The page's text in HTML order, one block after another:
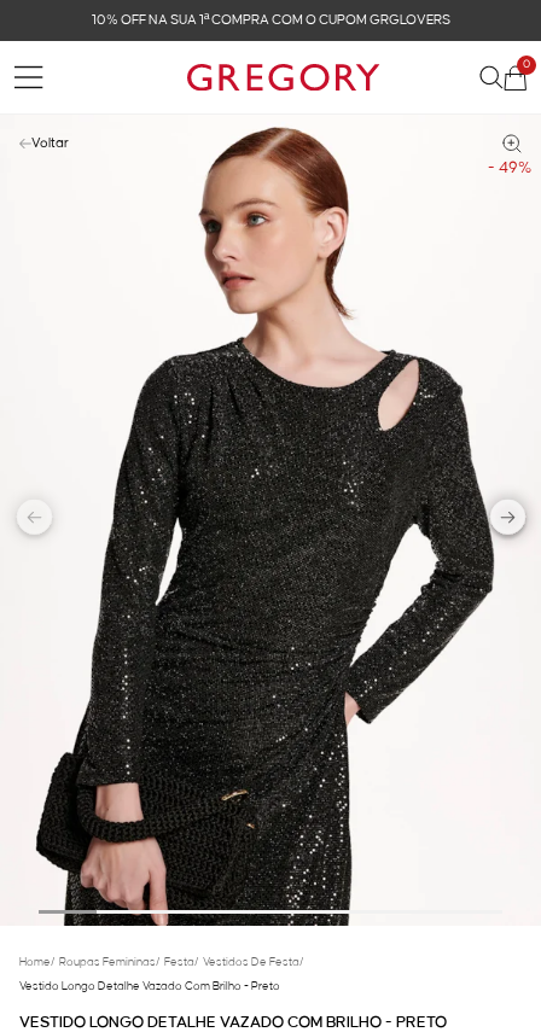
10% OFF NA SUA 1ª COMPRA COM O CUPOM GRGLOVERS
0
- 49%
Voltar
Home/ Roupas Femininas/ Festa/ Vestidos De Festa/
Vestido Longo Detalhe Vazado Com Brilho - Preto
VESTIDO LONGO DETALHE VAZADO COM BRILHO - PRETO